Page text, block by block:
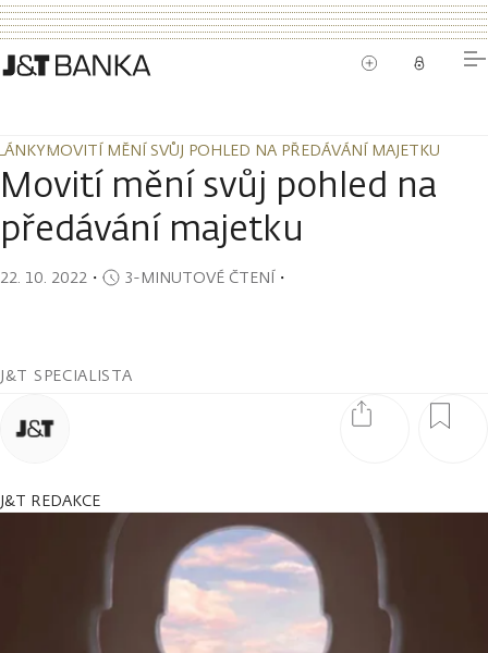
MOVITÍ MĚNÍ SVŮJ POHLED NA PŘEDÁVÁNÍ MAJETKU
MOVITÍ MĚNÍ SVŮJ POHLED NA PŘEDÁVÁNÍ MAJETKU
Movití mění svůj pohled na
předávání majetku
22. 10. 2022 ・ 3-MINUTOVÉ ČTENÍ・
J&T SPECIALISTA
J&T REDAKCE